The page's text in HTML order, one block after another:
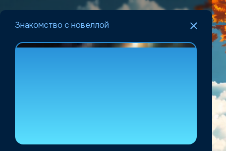
Знакомство с новеллой